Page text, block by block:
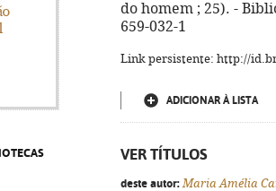
do homem ; 25). -
659-032-1
Link persistente: http://
ADICIONAR À LISTA
VER TÍTULOS
deste autor: Maria Amélia